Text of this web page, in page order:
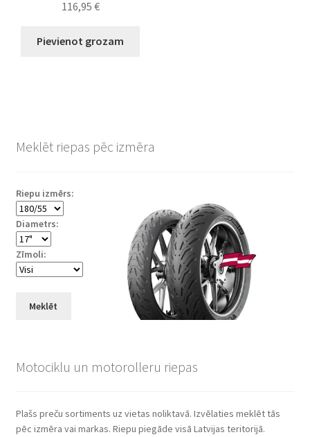
116,95 €
Pievienot grozam
Meklēt riepas pēc izmēra
Riepu izmērs:
Diametrs:
Zīmoli:
Meklēt
Motociklu un motorolleru riepas
Plašs preču sortiments uz vietas noliktavā. Izvēlaties meklēt tās
pēc izmēra vai markas. Riepu piegāde visā Latvijas teritorijā.